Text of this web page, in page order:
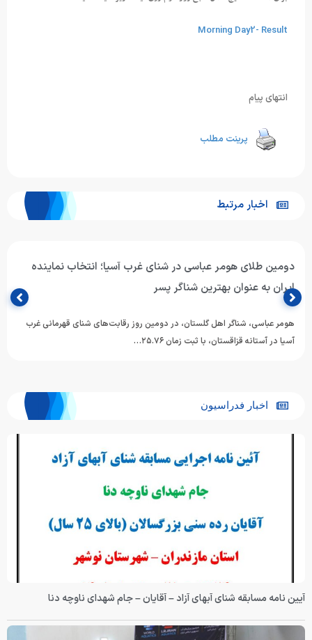
Morning Day2- Result
انتهای پیام
پرینت مطلب
اخبار مرتبط
دومین طلای هومر عباسی در شنای غرب آسیا؛ انتخاب نماینده
ایران به عنوان بهترین شناگر پسر
هومر عباسی، شناگر اهل گلستان، در دومین روز رقابت‌های شنای قهرمانی غرب
آسیا در آستانه قزاقستان، با ثبت زمان ۲۵.۷۶…
اخبار فدراسیون
آیین نامه مسابقه شنای آبهای آزاد – آقایان – جام شهدای ناوچه دنا